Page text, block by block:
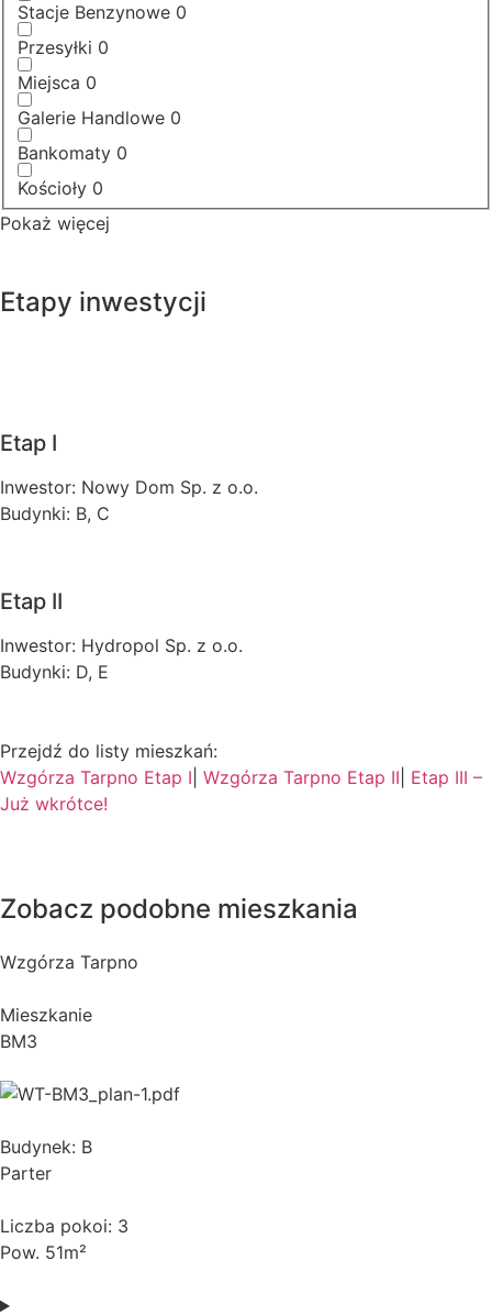
Stacje Benzynowe 0
Przesyłki 0
Miejsca 0
Galerie Handlowe 0
Bankomaty 0
Kościoły 0
Pokaż więcej
Etapy inwestycji
Etap I
Inwestor: Nowy Dom Sp. z o.o.
Budynki: B, C
Etap II
Inwestor: Hydropol Sp. z o.o.
Budynki: D, E
Przejdź do listy mieszkań:
Wzgórza Tarpno Etap I Wzgórza Tarpno Etap II Etap III –
Już wkrótce!
Zobacz podobne mieszkania
Wzgórza Tarpno
Mieszkanie
BM3
Budynek: B
Parter
Liczba pokoi: 3
Pow. 51m²